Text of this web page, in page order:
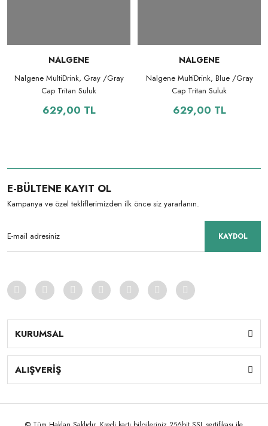
NALGENE
Nalgene MultiDrink, Gray /Gray
Cap Tritan Suluk
629,00 TL
NALGENE
Nalgene MultiDrink, Blue /Gray
Cap Tritan Suluk
629,00 TL
E-BÜLTENE KAYIT OL
Kampanya ve özel tekliflerimizden ilk önce siz yararlanın.
KAYDOL
KURUMSAL
ALIŞVERİŞ